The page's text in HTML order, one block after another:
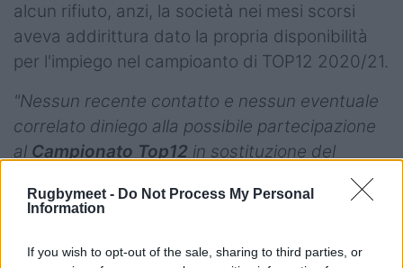
Rugbymeet - Do Not Process My Personal
Information
If you wish to opt-out of the sale, sharing to third parties, or
alcun rifiuto, anzi, la società nei mesi scorsi
aveva addirittura dato la propria disponibilità
per l'impiego nel campioanto di TOP12 2020/21.
"Nessun recente contatto e nessun eventuale
correlato diniego alla possibile partecipazione
al Campionato Top12 in sostituzione del
La societàVerona Rugby